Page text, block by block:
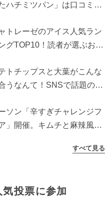
ハチミツパン」は口コミ通
トレーゼのアイス人気ラン
グTOP10！読者が選ぶおす
トチップスと大葉がこんな
うなんて！SNSで話題の食
ソン「辛すぎチャレンジフ
」開催。キムチと麻辣風の
すべて見る
気投票に参加